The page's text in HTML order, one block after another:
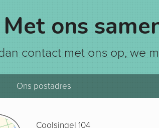
Met ons
contact met ons op, we
Ons postadres
Coolsingel 104